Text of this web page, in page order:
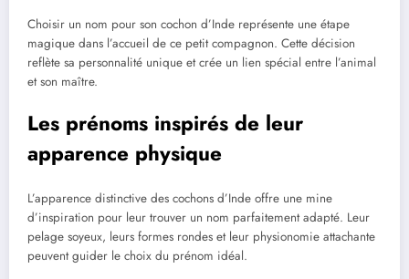
Choisir un nom pour son cochon d’Inde représente une étape
magique dans l’accueil de ce petit compagnon. Cette décision
reflète sa personnalité unique et crée un lien spécial entre l’animal
et son maître.
Les prénoms inspirés de leur
apparence physique
L’apparence distinctive des cochons d’Inde offre une mine
d’inspiration pour leur trouver un nom parfaitement adapté. Leur
pelage soyeux, leurs formes rondes et leur physionomie attachante
peuvent guider le choix du prénom idéal.